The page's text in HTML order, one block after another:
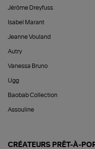
Jérôme Dreyfuss
Isabel Marant
Jeanne Vouland
Autry
Vanessa Bruno
Ugg
Baobab Collection
Assouline
CRÉATEURS PRÊT-À-